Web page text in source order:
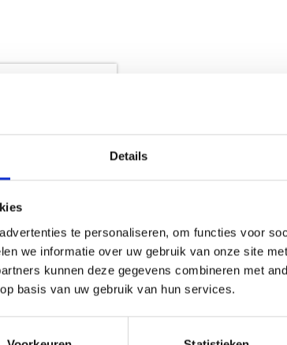
Details
te personaliseren, om functies voor
we informatie over uw gebruik van onze site
kunnen deze gegevens combineren met
basis van uw gebruik van hun services.
SPRAY